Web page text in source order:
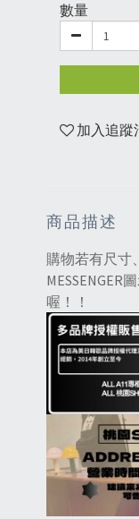
數量
加入追蹤
商品描述
購物若有尺寸
MESSENGER
喔！！